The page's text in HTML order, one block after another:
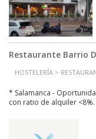
Restaurante Barrio
HOSTELERÍA >
* Salamanca -
con ratio de alquiler